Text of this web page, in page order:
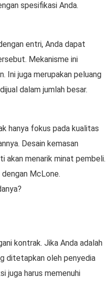
spesifikasi Anda.
entri, Anda dapat
Mekanisme ini
Ini juga merupakan peluang
dalam jumlah besar.
hanya fokus pada kualitas
Desain kemasan
akan menarik minat pembeli.
McLone.
kontrak. Jika Anda adalah
ditetapkan oleh penyedia
juga harus memenuhi